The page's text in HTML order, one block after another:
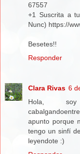
67557
+1 Suscrita a
Nunc) https://
Besetes!!
Responder
Clara Rivas 6
Hola,
apunto porque
tengo un sinfí
leyendote :)